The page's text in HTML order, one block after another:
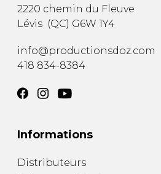
2220 chemin du Fleuve
Lévis (QC) G6W 1Y4
info@productionsdoz.com
418 834-8384
Informations
Distributeurs